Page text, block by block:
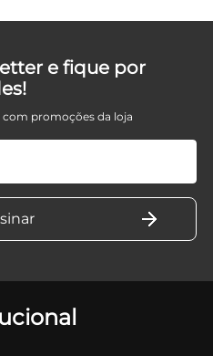
e fique por
com promoções da loja